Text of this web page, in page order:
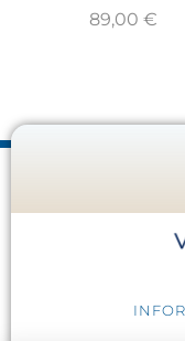
89,00 €